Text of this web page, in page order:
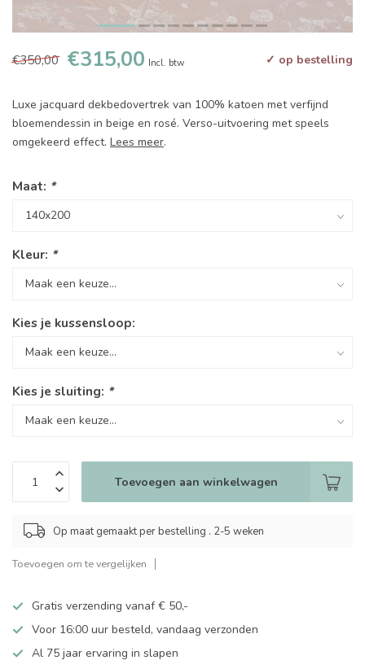
€350,00 €315,00 Incl. btw ✓ op bestelling
Luxe jacquard dekbedovertrek van 100% katoen met verfijnd
bloemendessin in beige en rosé. Verso-uitvoering met speels
omgekeerd effect. Lees meer.
Maat: *
Kleur: *
Kies je kussensloop:
Kies je sluiting: *
Toevoegen aan winkelwagen
Op maat gemaakt per bestelling . 2-5 weken
Toevoegen om te vergelijken
Gratis verzending vanaf € 50,-
Voor 16:00 uur besteld, vandaag verzonden
Al 75 jaar ervaring in slapen